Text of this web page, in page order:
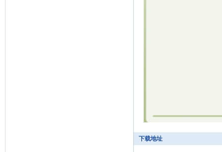
下载地址